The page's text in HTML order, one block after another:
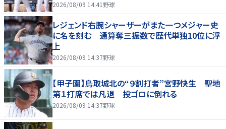
2026/08/09 14:41 野球
レジェンド右腕シャーザーがまた一つメジャー史
に名を刻む 通算奪三振数で歴代単独10位に浮
上
2026/08/09 14:37野球
【甲子園】鳥取城北の“９割打者”宮野快生 聖地
第１打席では凡退 投ゴロに倒れる
2026/08/09 14:37野球